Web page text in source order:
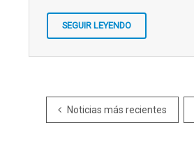
SEGUIR LEYENDO
Noticias más recientes